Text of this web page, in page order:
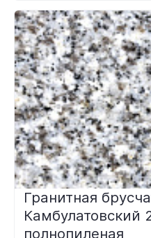
Гранитная
Камбулатовский
полнопиленая